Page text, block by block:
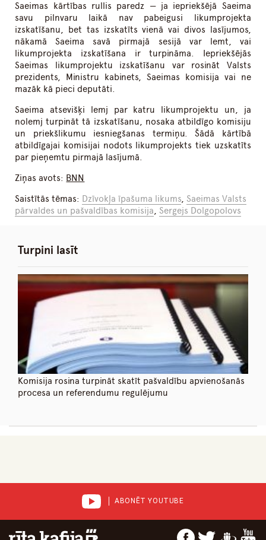
Saeimas kārtības rullis paredz — ja iepriekšējā Saeima
savu pilnvaru laikā nav pabeigusi likumprojekta
izskatīšanu, bet tas izskatīts vienā vai divos lasījumos,
nākamā Saeima savā pirmajā sesijā var lemt, vai
likumprojekta izskatīšana ir turpināma. Iepriekšējās
Saeimas likumprojektu izskatīšanu var rosināt Valsts
prezidents, Ministru kabinets, Saeimas komisija vai ne
mazāk kā pieci deputāti.
Saeima atsevišķi lemj par katru likumprojektu un, ja
nolemj turpināt tā izskatīšanu, nosaka atbildīgo komisiju
un priekšlikumu iesniegšanas termiņu. Šādā kārtībā
atbildīgajai komisijai nodots likumprojekts tiek uzskatīts
par pieņemtu pirmajā lasījumā.
Ziņas avots: BNN
Saistītās tēmas: Dzīvokļa īpašuma likums,Saeimas Valsts
pārvaldes un pašvaldības komisija,Sergejs Dolgopolovs
Turpini lasīt
Komisija rosina turpināt skatīt pašvaldību apvienošanās
procesa un referendumu regulējumu
ABONĒT YOUTUBE